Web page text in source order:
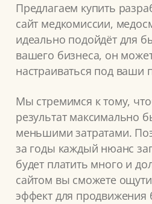
Предлагаем купить
сайт медкомиссии,
идеально подойдёт для
вашего бизнеса, он
настраиваться под ваши
Мы стремимся к тому,
результат максимально
меньшими затратами.
за годы каждый нюанс
будет платить много и
сайтом вы сможете
эффект для продвижения